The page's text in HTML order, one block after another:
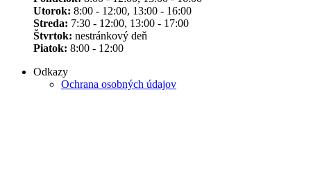
Utorok: 8:00 - 12:00, 13:00 - 16:00
Streda: 7:30 - 12:00, 13:00 - 17:00
Štvrtok: nestránkový deň
Piatok: 8:00 - 12:00
Odkazy
Ochrana osobných údajov